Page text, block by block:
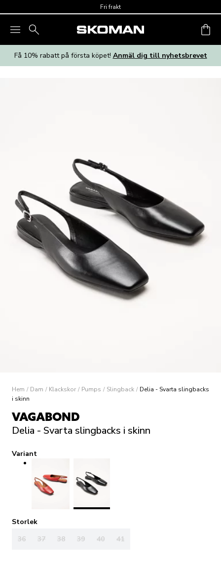
Fri frakt
Få 10% rabatt på första köpet! Anmäl dig till nyhetsbrevet
Hem / Dam / Klackskor / Pumps / Slingback / Delia - Svarta slingbacks
i skinn
VAGABOND
Delia - Svarta slingbacks i skinn
Variant
Storlek
36
37 38 39 40 41